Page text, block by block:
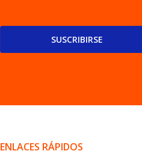
SUSCRIBIRSE
ENLACES RÁPIDOS